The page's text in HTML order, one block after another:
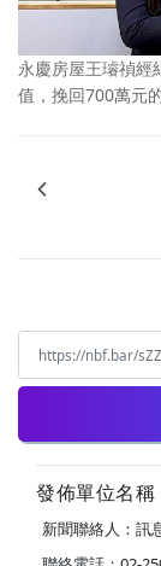
永慶房屋王璿禎經
值，挽回700萬元的
發佈單位名
新聞聯絡人：訊